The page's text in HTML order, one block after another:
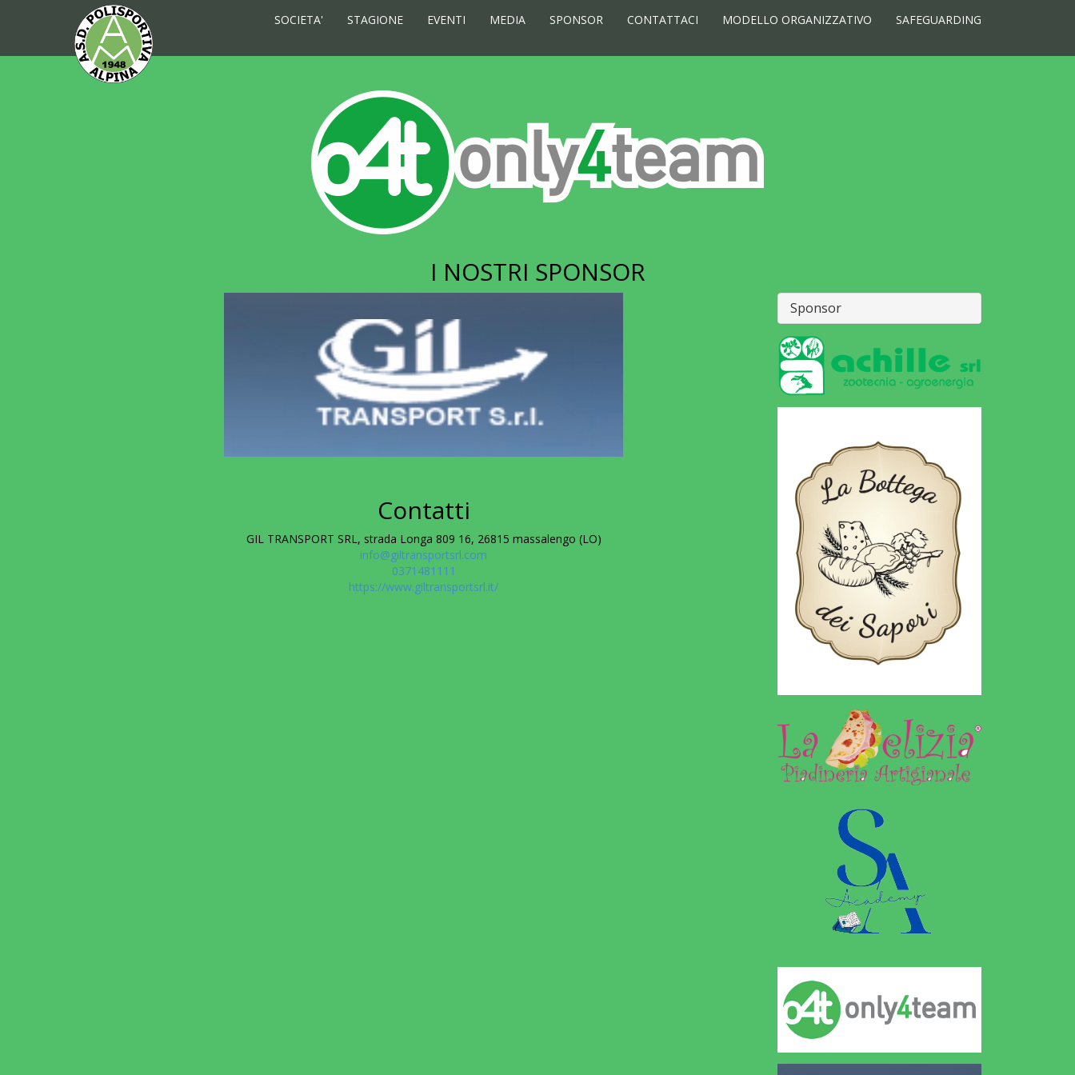
SOCIETA' STAGIONE EVENTI MEDIA SPONSOR CONTATTACI MODELLO ORGANIZZATIVO SAFEGUARDING
I NOSTRI SPONSOR
Contatti
GIL TRANSPORT SRL, strada Longa 809 16, 26815 massalengo (LO)
info@giltransportsrl.com
0371481111
https://www.giltransportsrl.it/
Sponsor